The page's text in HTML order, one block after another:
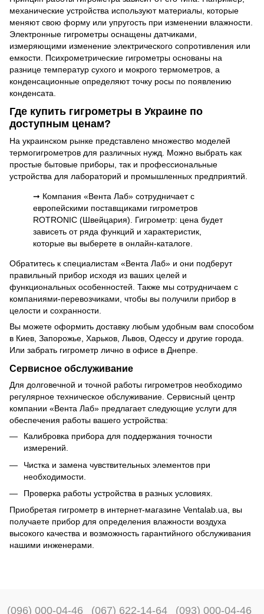
механические устройства используют материалы, которые
меняют свою форму или упругость при изменении влажности.
Электронные гигрометры оснащены датчиками,
измеряющими изменение электрического сопротивления или
емкости. Психрометрические гигрометры основаны на
разнице температур сухого и мокрого термометров, а
конденсационные определяют точку росы по появлению
конденсата.
Где купить гигрометры в Украине по
доступным ценам?
На украинском рынке представлено множество моделей
термогигрометров для различных нужд. Можно выбрать как
простые бытовые приборы, так и профессиональные
устройства для лабораторий и промышленных предприятий.
➞ Компания «Вента Лаб» сотрудничает с
европейскими поставщиками гигрометров
ROTRONIC (Швейцария). Гигрометр: цена будет
зависеть от ряда функций и характеристик,
которые вы выберете в онлайн-каталоге.
Обратитесь к специалистам «Вента Лаб» и они подберут
правильный прибор исходя из ваших целей и
функциональных особенностей. Также мы сотрудничаем с
компаниями-перевозчиками, чтобы вы получили прибор в
целости и сохранности.
Вы можете оформить доставку любым удобным вам способом
в Киев, Запорожье, Харьков, Львов, Одессу и другие города.
Или забрать гигрометр лично в офисе в Днепре.
Сервисное обслуживание
Для долговечной и точной работы гигрометров необходимо
регулярное техническое обслуживание. Сервисный центр
компании «Вента Лаб» предлагает следующие услуги для
обеспечения работы вашего устройства:
Калибровка прибора для поддержания точности
измерений.
Чистка и замена чувствительных элементов при
необходимости.
Проверка работы устройства в разных условиях.
Приобретая гигрометр в интернет-магазине Ventalab.ua, вы
получаете прибор для определения влажности воздуха
высокого качества и возможность гарантийного обслуживания
нашими инженерами.
(096) 000-04-46 (067) 622-14-64 (093) 000-04-46